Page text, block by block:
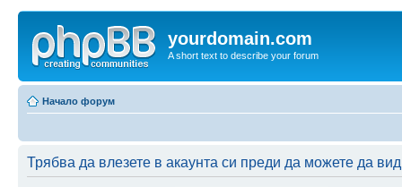
yourdomain.com
A short text to describe your forum
Начало форум
Трябва да влезете в акаунта си преди да можете да